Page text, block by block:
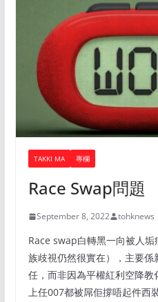
TAKKI MA 專欄
Race Swap問題
September 8, 2022 tohknews
Race swap白轉黑一向被人
族歧視仍然很實在），主要
任，而非因為平權紅利空降
上任007都被屌佢撐唔起件西